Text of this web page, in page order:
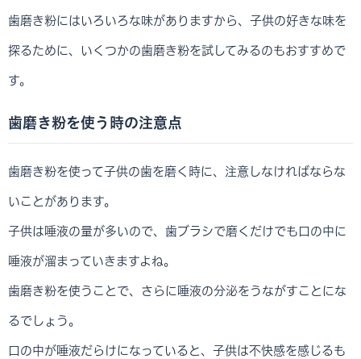
歯磨き粉にはいろいろな味がありますから、子供の好きな味を
探るために、いくつかの歯磨き粉を試してみるのもおすすめで
す。
歯磨き粉を使う時の注意点
歯磨き粉を使って子供の歯を磨く時に、注意しなければならな
いことがあります。
子供は唾液の量が多いので、歯ブラシで磨くだけでも口の中に
唾液が溜まっていきますよね。
歯磨き粉を使うことで、さらに唾液の分泌をうながすことにな
るでしょう。
口の中が唾液だらけになっていると、子供は不快感を感じるも